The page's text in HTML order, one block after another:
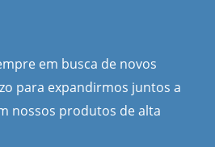
em busca de novos
para expandirmos juntos a
nossos produtos de alta